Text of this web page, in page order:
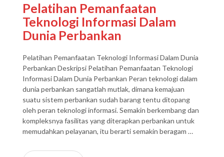
Pelatihan Pemanfaatan
Teknologi Informasi Dalam
Dunia Perbankan
Pelatihan Pemanfaatan Teknologi Informasi Dalam Dunia
Perbankan Deskripsi Pelatihan Pemanfaatan Teknologi
Informasi Dalam Dunia Perbankan Peran teknologi dalam
dunia perbankan sangatlah mutlak, dimana kemajuan
suatu sistem perbankan sudah barang tentu ditopang
oleh peran teknologi informasi. Semakin berkembang dan
kompleksnya fasilitas yang diterapkan perbankan untuk
memudahkan pelayanan, itu berarti semakin beragam …